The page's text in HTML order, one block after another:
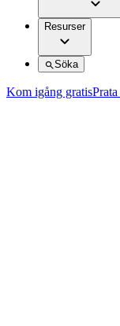
Resurser
Söka
Kom igång gratis